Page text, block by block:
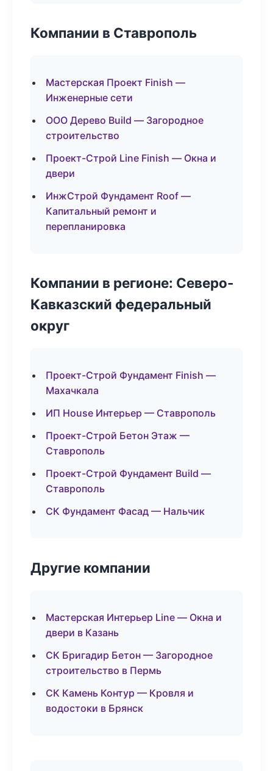
Компании в Ставрополь
Мастерская Проект Finish —
Инженерные сети
ООО Дерево Build — Загородное
строительство
Проект-Строй Line Finish — Окна и
двери
ИнжСтрой Фундамент Roof —
Капитальный ремонт и
перепланировка
Компании в регионе: Северо-
Кавказский федеральный
округ
Проект-Строй Фундамент Finish —
Махачкала
ИП House Интерьер — Ставрополь
Проект-Строй Бетон Этаж —
Ставрополь
Проект-Строй Фундамент Build —
Ставрополь
СК Фундамент Фасад — Нальчик
Другие компании
Мастерская Интерьер Line — Окна и
двери в Казань
СК Бригадир Бетон — Загородное
строительство в Пермь
СК Камень Контур — Кровля и
водостоки в Брянск